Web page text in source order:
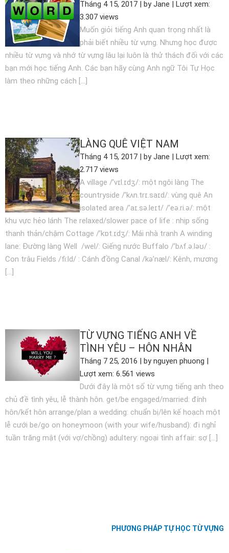
Tháng 4 15, 2017 | by Jane | Lượt xem:
3.307 views
Muốn giỏi tiếng Anh quan trọng nhất là
phải biết nhiều từ vựng. Nhưng học được
nhiều từ vựng và nhớ từ vựng lâu lại luôn là thử thách đối với các
bạn mới học tiếng Anh. Các bạn hãy cùng Anh ngữ Tôi Tự Học
làm theo những cách […]
LÀNG QUÊ VIỆT NAM
Tháng 4 15, 2017 | by Jane | Lượt xem:
2.717 views
A village /’vɪl.ɪdʒ/: một ngôi làng The
countryside /’kʌn.trɪ.saɪd/: vùng quê An
isolated area /’aɪ.sə.leɪt/ /’eə.ri.ə/: một
khu vực hẻo lánh The relaxed/slower pace of life : nhịp sống
thanh thản/chậm Cottage /’kɒt.ɪdʒ/: Mái nhà tranh A winding
lane: Đường làng Well /wel/: Giếng nước Buffalo /’bʌf.ə.ləʊ/ :
Con trâu Fields /fi:ld/ : Cánh đồng Canal /kə’næl/: Kênh, mương
[…]
TỪ VỰNG TIẾNG ANH VỀ
TÌNH YÊU – HÔN NHÂN
Tháng 7 25, 2016 | by nguyen phuong |
Lượt xem: 6.561 views
Dưới đây là một số từ vựng tiếng anh theo
chủ đề tình yêu, lễ thành hôn. get/be engaged/married: đính
hôn/kết hôn arrange/plan a wedding: chuẩn bị/lên kế hoạch một
lễ cưới be/go on honeymoon (with your wife/husband): đi nghỉ
tuần trăng mật (với vợ/chồng) adultery: ngoại tình affair: sợ […]
PHƯƠNG PHÁP TỰ HỌC TỪ VỰNG